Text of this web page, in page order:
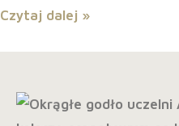
Czytaj dalej »